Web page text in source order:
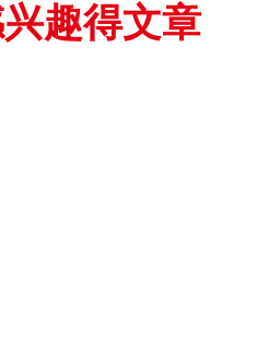
趣得文章